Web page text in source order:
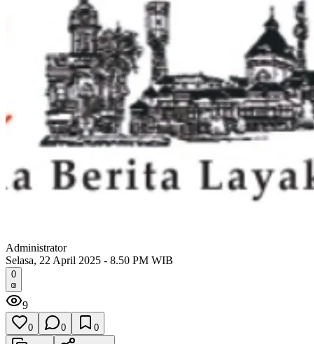
Administrator
Selasa, 22 April 2025 - 8.50 PM WIB
0
9
0 0 0